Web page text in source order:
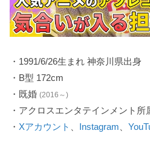
・1991/6/26生まれ 神奈川県出身
・B型 172cm
・既婚(2016～)
・アクロスエンタテインメント所
・ Xアカウント Instagram 、